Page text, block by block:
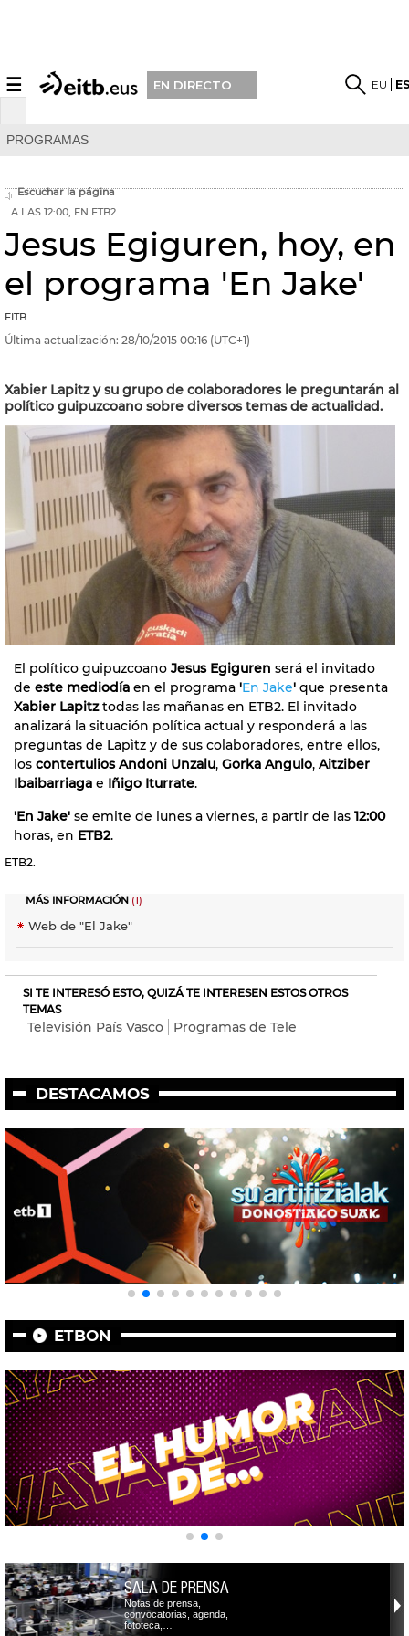
☰ EN DIRECTO EU
PROGRAMAS
Escuchar la página
A LAS 12:00, EN ETB2
Jesus Egiguren, hoy, en
el programa 'En Jake'
EITB
Última actualización: 28/10/2015 00:16 (UTC+1)
Xabier Lapitz y su grupo de colaboradores le preguntarán al
político guipuzcoano sobre diversos temas de actualidad.
El político guipuzcoano Jesus Egiguren será el invitado
de este mediodía en el programa 'En Jake' que presenta
Xabier Lapitztodas las mañanas en ETB2. El invitado
analizará la situación política actual y responderá a las
preguntas de Lapìtz y de sus colaboradores, entre ellos,
los contertulios Andoni Unzalu, Gorka Angulo, Aitziber
Ibaibarriaga e Iñigo Iturrate.
'En Jake' se emite de lunes a viernes, a partir de las 12:00
horas, en ETB2.
ETB2.
MÁS INFORMACIÓN (1)
Web de "El Jake"
SI TE INTERESÓ ESTO, QUIZÁ TE INTERESEN ESTOS OTROS
TEMAS
Televisión País Vasco Programas de Tele
DESTACAMOS
ETBON
SALA DE PRENSA
Notas de prensa,
convocatorias, agenda,
fototeca,…